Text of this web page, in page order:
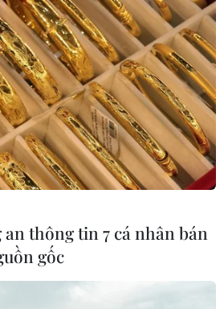
thông tin 7 cá nhân bán
gốc